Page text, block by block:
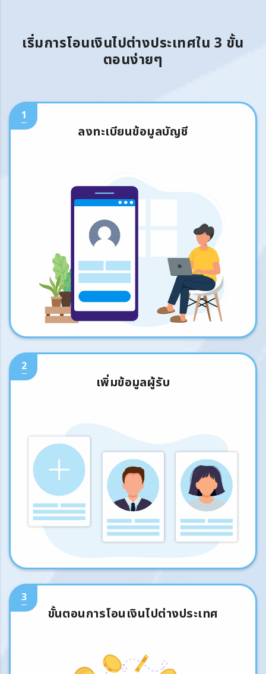
เริ่มการโอนเงินไปต่างประเทศใน 3 ขั้น
ตอนง่ายๆ
1
ลงทะเบียนข้อมูลบัญชี
2
เพิ่มข้อมูลผู้รับ
3
ขั้นตอนการโอนเงินไปต่างประเทศ